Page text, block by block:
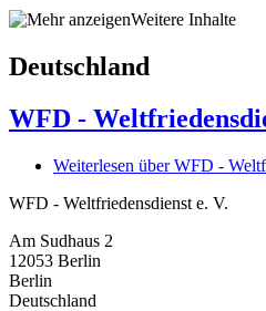
Weitere Inhalte
Deutschland
WFD -
Weiterlesen über WFD -
WFD - Weltfriedensdienst e. V.
Am Sudhaus 2
12053 Berlin
Berlin
Deutschland